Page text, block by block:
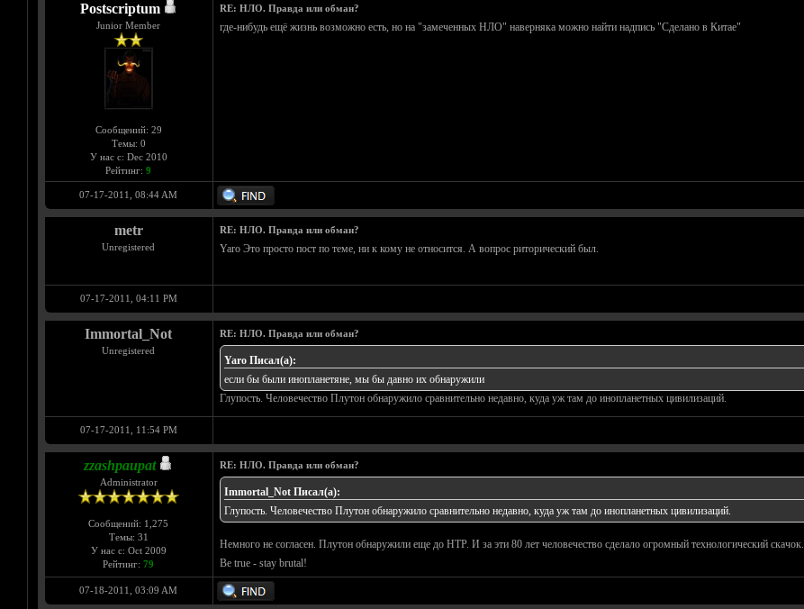
Postscriptum
Junior Member
Сообщений: 29
Темы: 0
У нас с: Dec 2010
Рейтинг: 9
RE: НЛО. Правда или обман?
где-нибудь ещё жизнь возможно есть, но на "замеченных НЛО" наверняка можно найти надпись "Сделано в Китае"
07-17-2011, 08:44 AM
metr
Unregistered
RE: НЛО. Правда или обман?
Yaro Это просто пост по теме, ни к кому не относится. А вопрос риторический был.
07-17-2011, 04:11 PM
Immortal_Not
Unregistered
RE: НЛО. Правда или обман?
Yaro Писал(а):
если бы были инопланетяне, мы бы давно их обнаружили
Глупость. Человечество Плутон обнаружило сравнительно недавно, куда уж там до инопланетных цивилизаций.
07-17-2011, 11:54 PM
zzashpaupat
Administrator
Сообщений: 1,275
Темы: 31
У нас с: Oct 2009
Рейтинг: 79
RE: НЛО. Правда или обман?
Immortal_Not Писал(а):
Глупость. Человечество Плутон обнаружило сравнительно недавно, куда уж там до инопланетных цивилизаций.
Немного не согласен. Плутон обнаружили еще до НТР. И за эти 80 лет человечество сделало огромный технологический скачок.
Be true - stay brutal!
07-18-2011, 03:09 AM